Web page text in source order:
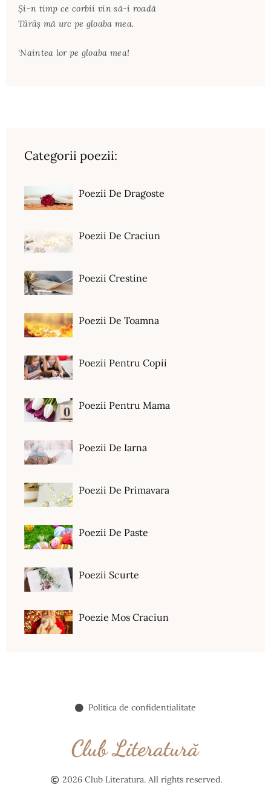
Şi-n timp ce corbii vin să-i roadă
Târâş mă urc pe gloaba mea.
‘Naintea lor pe gloaba mea!
Categorii poezii:
Poezii De Dragoste
Poezii De Craciun
Poezii Crestine
Poezii De Toamna
Poezii Pentru Copii
Poezii Pentru Mama
Poezii De Iarna
Poezii De Primavara
Poezii De Paste
Poezii Scurte
Poezie Mos Craciun
Politica de confidentialitate
2026 Club Literatura. All rights reserved.